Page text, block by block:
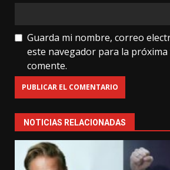
Guarda mi nombre, correo
este navegador para la próxima
comente.
NOTICIAS RELACIONADAS